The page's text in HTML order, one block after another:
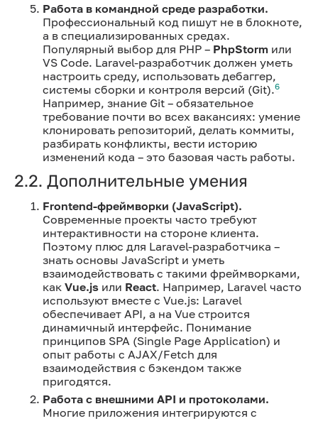
Работа в командной среде разработки.
Профессиональный код пишут не в блокноте,
а в специализированных средах.
Популярный выбор для PHP – PhpStorm или
VS Code. Laravel-разработчик должен уметь
настроить среду, использовать дебаггер,
системы сборки и контроля версий (Git).6
Например, знание Git – обязательное
требование почти во всех вакансиях: умение
клонировать репозиторий, делать коммиты,
разбирать конфликты, вести историю
изменений кода – это базовая часть работы.
2.2. Дополнительные умения
Frontend-фреймворки (JavaScript).
Современные проекты часто требуют
интерактивности на стороне клиента.
Поэтому плюс для Laravel-разработчика –
знать основы JavaScript и уметь
взаимодействовать с такими фреймворками,
как Vue.js или React. Например, Laravel часто
используют вместе с Vue.js: Laravel
обеспечивает API, а на Vue строится
динамичный интерфейс. Понимание
принципов SPA (Single Page Application) и
опыт работы с AJAX/Fetch для
взаимодействия с бэкендом также
пригодятся.
Работа с внешними API и протоколами.
Многие приложения интегрируются с